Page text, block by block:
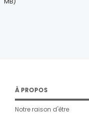
À PROPOS
Notre raison d'être